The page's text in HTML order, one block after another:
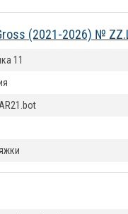
(2021-2026) №
11